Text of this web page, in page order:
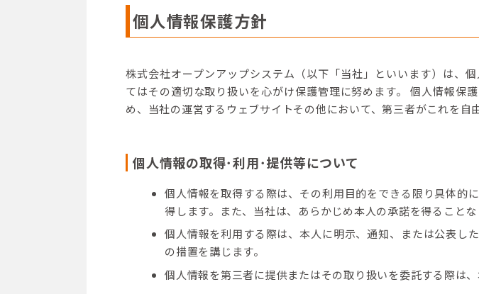
当社ソリューションサービス（OPS Orchestra）
DXソリューション
データ連携・データ集積
IT業務のアウトソーシング
モバイルアプリ
エンハンス
個人情報保護方針
株式会社オープンアップシステム（以下「当社」といいます）は、
てはその適切な取り扱いを心がけ保護管理に努めます。 個人情報保
め、当社の運営するウェブサイトその他において、第三者がこれを自
個人情報の取得･利用･提供等について
個人情報を取得する際は、その利用目的をできる限り具体的
得します。また、当社は、あらかじめ本人の承諾を得ること
個人情報を利用する際は、本人に明示、通知、または公表し
の措置を講じます。
個人情報を第三者に提供またはその取り扱いを委託する際は